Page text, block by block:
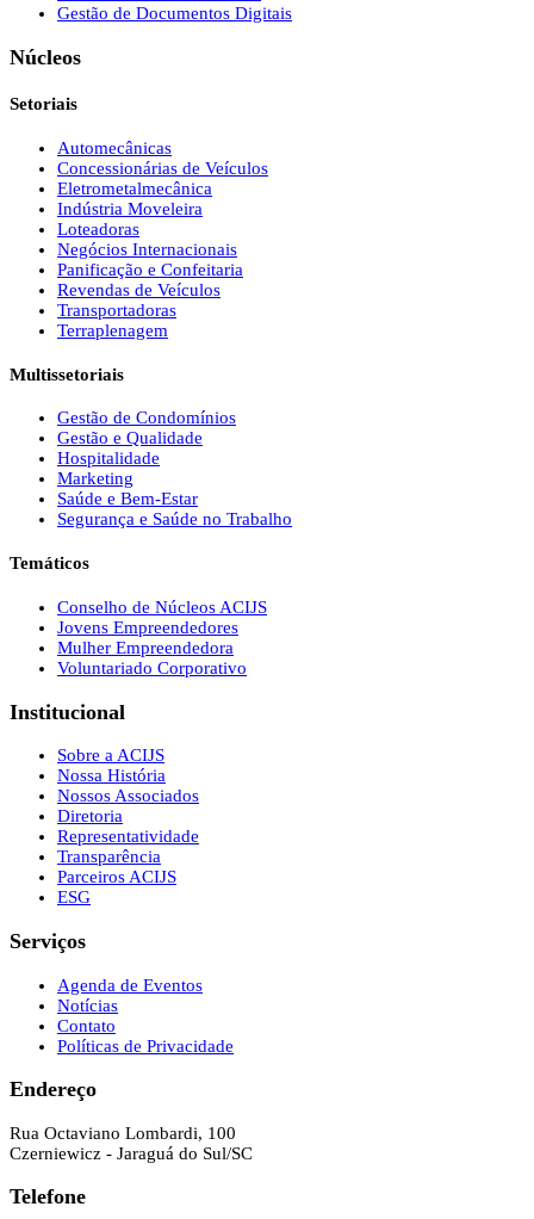
Gestão de Documentos Digitais
Núcleos
Setoriais
Automecânicas
Concessionárias de Veículos
Eletrometalmecânica
Indústria Moveleira
Loteadoras
Negócios Internacionais
Panificação e Confeitaria
Revendas de Veículos
Transportadoras
Terraplenagem
Multissetoriais
Gestão de Condomínios
Gestão e Qualidade
Hospitalidade
Marketing
Saúde e Bem-Estar
Segurança e Saúde no Trabalho
Temáticos
Conselho de Núcleos ACIJS
Jovens Empreendedores
Mulher Empreendedora
Voluntariado Corporativo
Institucional
Sobre a ACIJS
Nossa História
Nossos Associados
Diretoria
Representatividade
Transparência
Parceiros ACIJS
ESG
Serviços
Agenda de Eventos
Notícias
Contato
Políticas de Privacidade
Endereço
Rua Octaviano Lombardi, 100
Czerniewicz - Jaraguá do Sul/SC
Telefone